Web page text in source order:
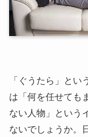
「ぐうたら」とい
は「何を任せても
ない人物」という
ないでしょうか。